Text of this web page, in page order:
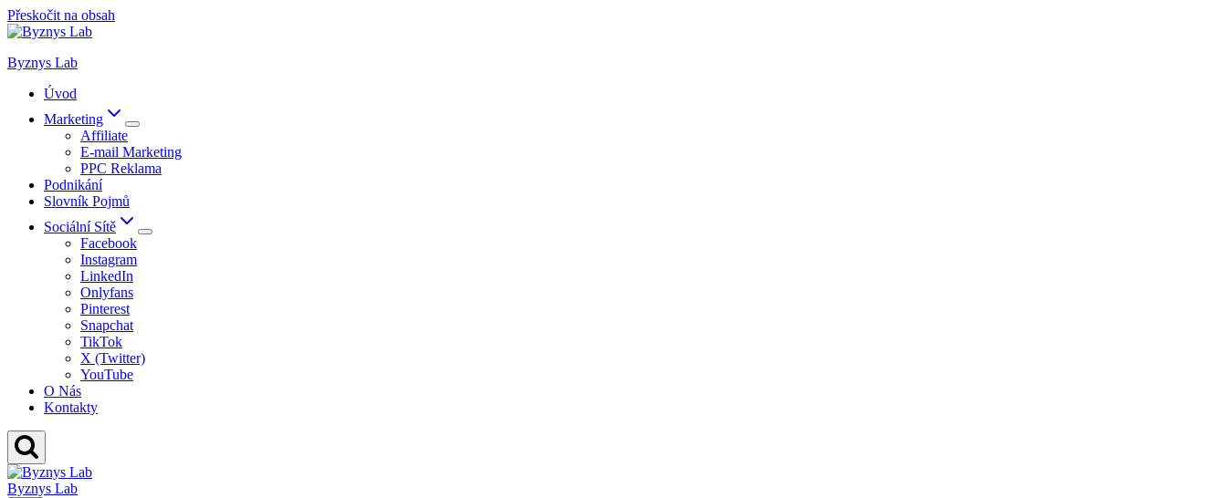
Přeskočit na obsah
Byznys Lab
Úvod
Marketing
Affiliate
E-mail Marketing
PPC Reklama
Podnikání
Slovník Pojmů
Sociální Sítě
Facebook
Instagram
LinkedIn
Onlyfans
Pinterest
Snapchat
TikTok
X (Twitter)
YouTube
O Nás
Kontakty
Byznys Lab